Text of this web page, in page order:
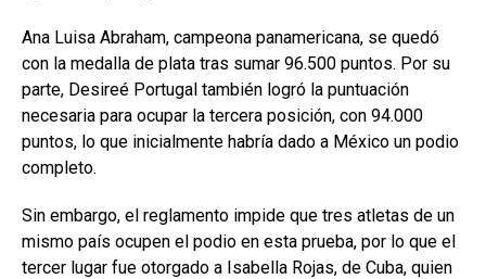
Ana Luisa Abraham, campeona panamericana, se quedó
con la medalla de plata tras sumar 96.500 puntos. Por su
parte, Desireé Portugal también logró la puntuación
necesaria para ocupar la tercera posición, con 94.000
puntos, lo que inicialmente habría dado a México un podio
completo.
Sin embargo, el reglamento impide que tres atletas de un
mismo país ocupen el podio en esta prueba, por lo que el
tercer lugar fue otorgado a Isabella Rojas, de Cuba, quien